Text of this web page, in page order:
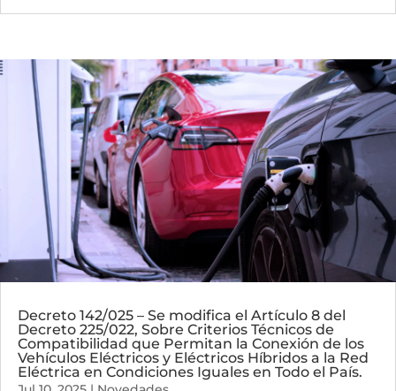
Decreto 142/025 – Se modifica el Artículo 8 del
Decreto 225/022, Sobre Criterios Técnicos de
Compatibilidad que Permitan la Conexión de los
Vehículos Eléctricos y Eléctricos Híbridos a la Red
Eléctrica en Condiciones Iguales en Todo el País.